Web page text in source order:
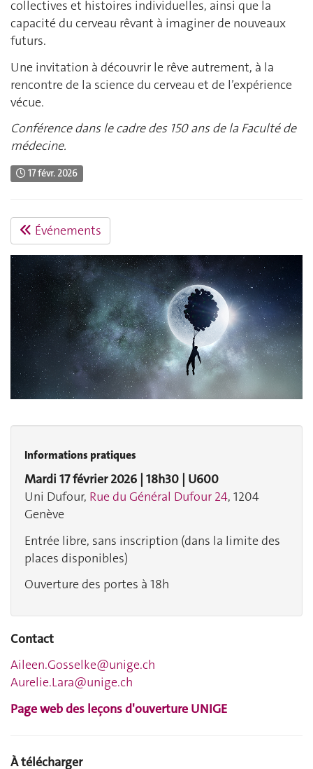
collectives et histoires individuelles, ainsi que la
capacité du cerveau rêvant à imaginer de nouveaux
futurs.
Une invitation à découvrir le rêve autrement, à la
rencontre de la science du cerveau et de l’expérience
vécue.
Conférence dans le cadre des 150 ans de la Faculté de
médecine.
17 févr. 2026
Événements
Informations pratiques
Mardi 17 février 2026 | 18h30 | U600
Uni Dufour, Rue du Général Dufour 24, 1204
Genève
Entrée libre, sans inscription (dans la limite des
places disponibles)
Ouverture des portes à 18h
Contact
Aileen.Gosselke@unige.ch
Aurelie.Lara@unige.ch
Page web des leçons d'ouverture UNIGE
À télécharger